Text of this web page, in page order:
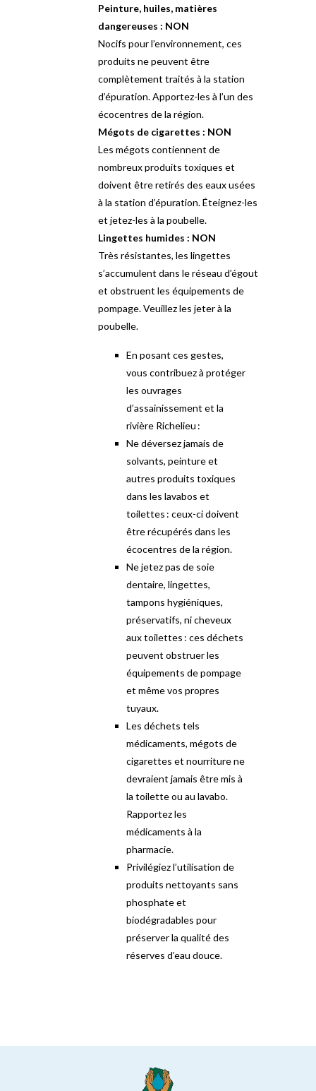
Peinture, huiles, matières
dangereuses : NON
Nocifs pour l’environnement, ces
produits ne peuvent être
complètement traités à la station
d’épuration. Apportez-les à l’un des
écocentres de la région.
Mégots de cigarettes : NON
Les mégots contiennent de
nombreux produits toxiques et
doivent être retirés des eaux usées
à la station d’épuration. Éteignez-les
et jetez-les à la poubelle.
Lingettes humides : NON
Très résistantes, les lingettes
s’accumulent dans le réseau d’égout
et obstruent les équipements de
pompage. Veuillez les jeter à la
poubelle.
En posant ces gestes,
vous contribuez à protéger
les ouvrages
d’assainissement et la
rivière Richelieu :
Ne déversez jamais de
solvants, peinture et
autres produits toxiques
dans les lavabos et
toilettes : ceux-ci doivent
être récupérés dans les
écocentres de la région.
Ne jetez pas de soie
dentaire, lingettes,
tampons hygiéniques,
préservatifs, ni cheveux
aux toilettes : ces déchets
peuvent obstruer les
équipements de pompage
et même vos propres
tuyaux.
Les déchets tels
médicaments, mégots de
cigarettes et nourriture ne
devraient jamais être mis à
la toilette ou au lavabo.
Rapportez les
médicaments à la
pharmacie.
Privilégiez l’utilisation de
produits nettoyants sans
phosphate et
biodégradables pour
préserver la qualité des
réserves d’eau douce.